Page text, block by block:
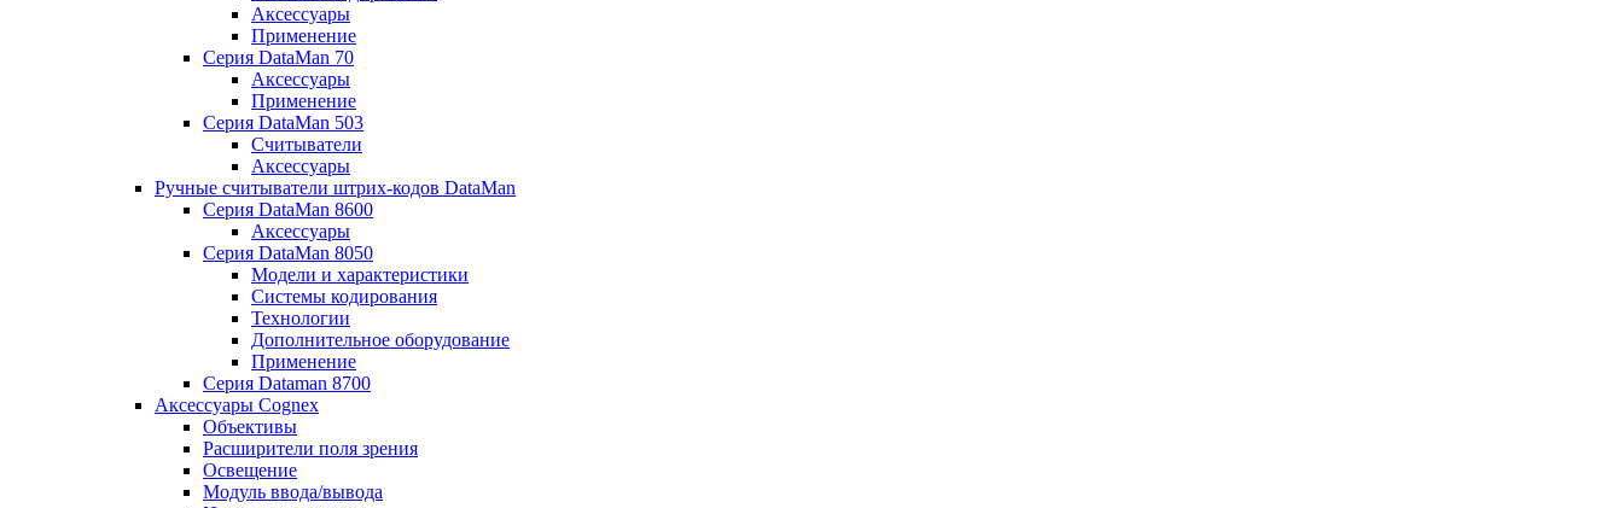
Аксессуары
Применение
Серия DataMan 70
Аксессуары
Применение
Серия DataMan 503
Считыватели
Аксессуары
Ручные считыватели штрих-кодов DataMan
Серия DataMan 8600
Аксессуары
Серия DataMan 8050
Модели и характеристики
Системы кодирования
Технологии
Дополнительное оборудование
Применение
Серия Dataman 8700
Аксессуары Cognex
Объективы
Расширители поля зрения
Освещение
Модуль ввода/вывода